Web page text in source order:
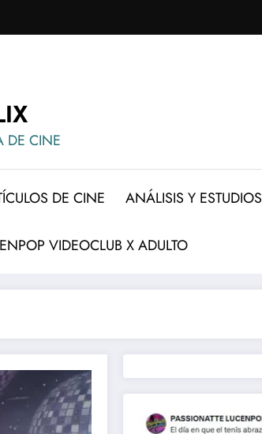
DE CINE
DE CINE ANÁLISIS Y ESTUDIOS
VIDEOCLUB X ADULTO